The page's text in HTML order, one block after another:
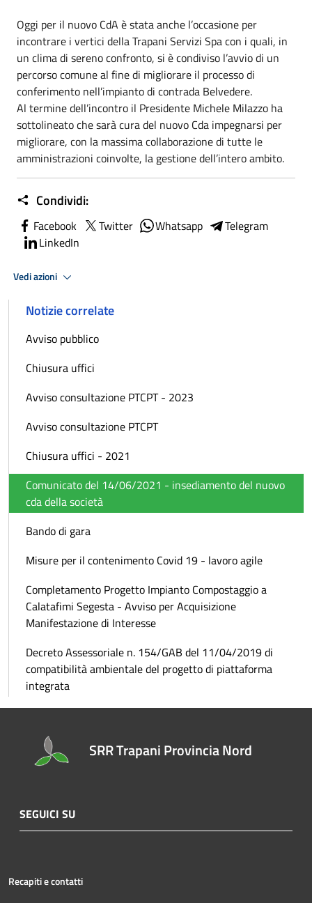
Oggi per il nuovo CdA è stata anche l’occasione per
incontrare i vertici della Trapani Servizi Spa con i quali, in
un clima di sereno confronto, si è condiviso l’avvio di un
percorso comune al fine di migliorare il processo di
conferimento nell’impianto di contrada Belvedere.
Al termine dell’incontro il Presidente Michele Milazzo ha
sottolineato che sarà cura del nuovo Cda impegnarsi per
migliorare, con la massima collaborazione di tutte le
amministrazioni coinvolte, la gestione dell’intero ambito.
Condividi:
Facebook Twitter Whatsapp
Telegram
LinkedIn
Vedi azioni
Notizie correlate
Avviso pubblico
Chiusura uffici
Avviso consultazione PTCPT - 2023
Avviso consultazione PTCPT
Chiusura uffici - 2021
Comunicato del 14/06/2021 - insediamento del nuovo
cda della società
Bando di gara
Misure per il contenimento Covid 19 - lavoro agile
Completamento Progetto Impianto Compostaggio a
Calatafimi Segesta - Avviso per Acquisizione
Manifestazione di Interesse
Decreto Assessoriale n. 154/GAB del 11/04/2019 di
compatibilità ambientale del progetto di piattaforma
integrata
SRR Trapani Provincia Nord
SEGUICI SU
Recapiti e contatti